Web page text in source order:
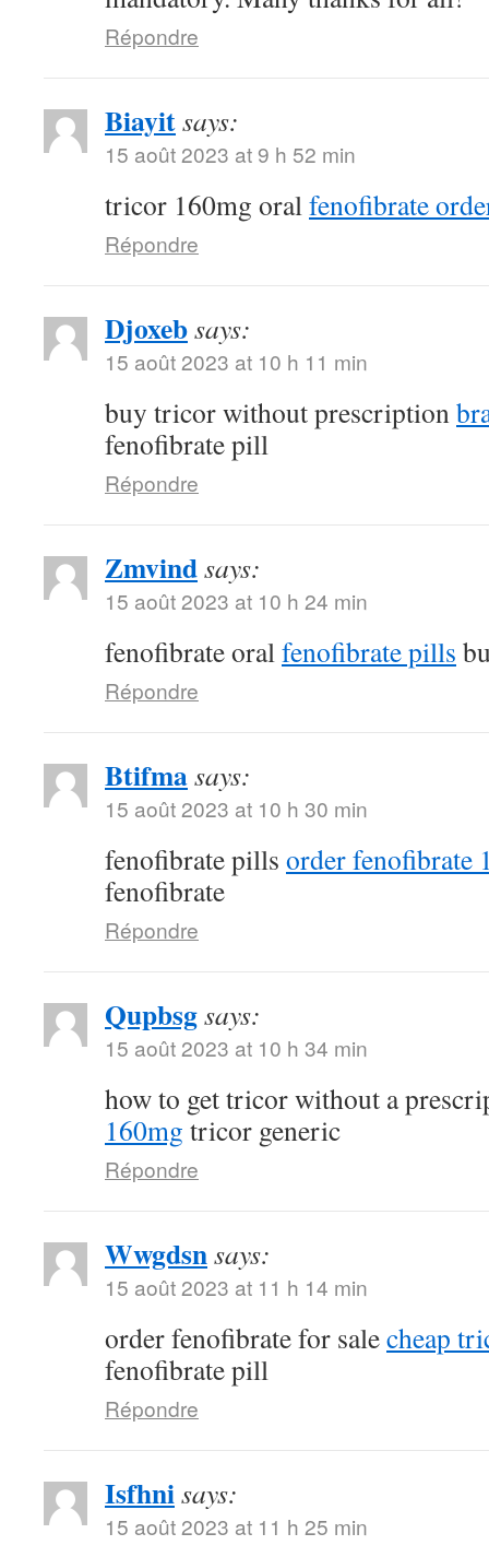
Répondre
Biayitsays:
15 août 2023 at 9 h 52 min
tricor 160mg oralfenofibrate
Répondre
Djoxebsays:
15 août 2023 at 10 h 11 min
buy tricor without prescription
fenofibrate pill
Répondre
Zmvindsays:
15 août 2023 at 10 h 24 min
fenofibrate oralfenofibrate pills
Répondre
Btifmasays:
15 août 2023 at 10 h 30 min
fenofibrate pills order fenofibrate
fenofibrate
Répondre
Qupbsgsays:
15 août 2023 at 10 h 34 min
how to get tricor without a
160mg tricor generic
Répondre
Wwgdsnsays:
15 août 2023 at 11 h 14 min
order fenofibrate for salecheap
fenofibrate pill
Répondre
Isfhnisays:
15 août 2023 at 11 h 25 min